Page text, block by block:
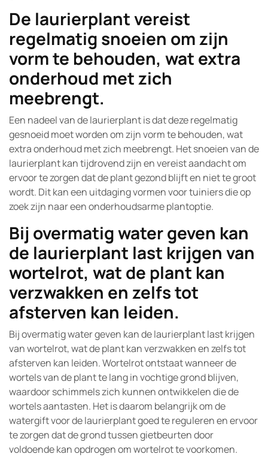
De laurierplant vereist
regelmatig snoeien om zijn
vorm te behouden, wat extra
onderhoud met zich
meebrengt.
Een nadeel van de laurierplant is dat deze regelmatig
gesnoeid moet worden om zijn vorm te behouden, wat
extra onderhoud met zich meebrengt. Het snoeien van de
laurierplant kan tijdrovend zijn en vereist aandacht om
ervoor te zorgen dat de plant gezond blijft en niet te groot
wordt. Dit kan een uitdaging vormen voor tuiniers die op
zoek zijn naar een onderhoudsarme plantoptie.
Bij overmatig water geven kan
de laurierplant last krijgen van
wortelrot, wat de plant kan
verzwakken en zelfs tot
afsterven kan leiden.
Bij overmatig water geven kan de laurierplant last krijgen
van wortelrot, wat de plant kan verzwakken en zelfs tot
afsterven kan leiden. Wortelrot ontstaat wanneer de
wortels van de plant te lang in vochtige grond blijven,
waardoor schimmels zich kunnen ontwikkelen die de
wortels aantasten. Het is daarom belangrijk om de
watergift voor de laurierplant goed te reguleren en ervoor
te zorgen dat de grond tussen gietbeurten door
voldoende kan opdrogen om wortelrot te voorkomen.